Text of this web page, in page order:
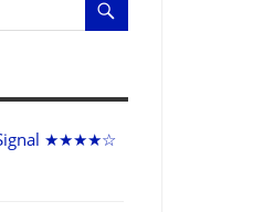
Signal ★★★★☆